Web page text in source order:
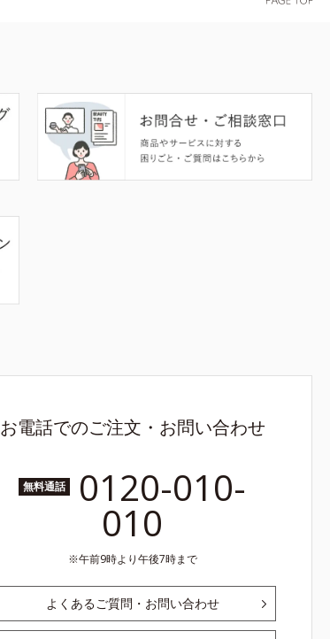
お電話でのご注文・お問い合わせ
無料通話 0120-010-
010
午前9時より午後7時まで
よくあるご質問・お問い合わせ